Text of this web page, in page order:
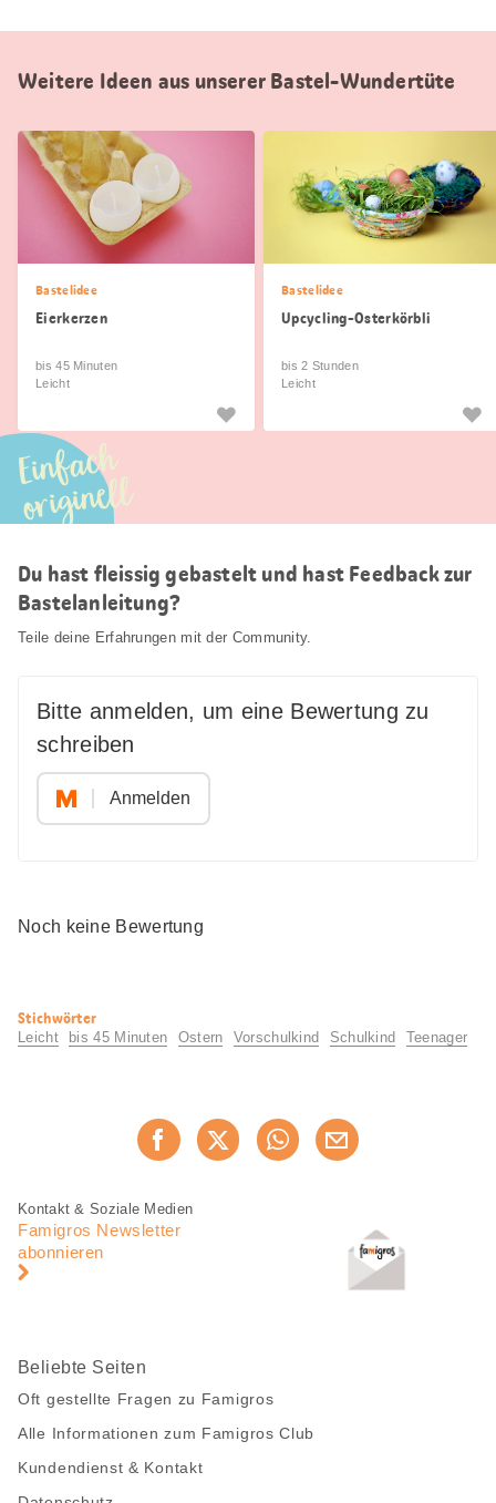
Weitere Ideen aus unserer Bastel-Wundertüte
Bastelidee
Eierkerzen
bis 45 Minuten
Leicht
Bastelidee
Upcycling-Osterkörbli
bis 2 Stunden
Leicht
Einfach
originell
Du hast fleissig gebastelt und hast Feedback zur
Bastelanleitung?
Teile deine Erfahrungen mit der Community.
Bitte anmelden, um eine Bewertung zu
schreiben
Anmelden
Noch keine Bewertung
Nützliche
Informationen
Stichwörter
Leicht bis 45 Minuten Ostern Vorschulkind Schulkind Teenager
Jetzt weiterempfehlen
Fusszeile
Fusszeile
Navigation
Kontakt & Soziale Medien
Famigros Newsletter
abonnieren
Beliebte Seiten
Oft gestellte Fragen zu Famigros
Alle Informationen zum Famigros Club
Kundendienst & Kontakt